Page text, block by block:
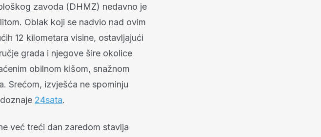
zavoda (DHMZ) nedavno je
Oblak koji se nadvio nad ovim
12 kilometara visine, ostavljajući
grada i njegove šire okolice
obilnom kišom, snažnom
Srećom, izvješća ne spominju
24sata.
već treći dan zaredom stavlja